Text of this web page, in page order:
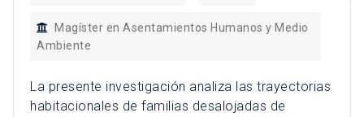
Magíster en Asentamientos Humanos y Medio
Ambiente
La presente investigación analiza las trayectorias
habitacionales de familias desalojadas de